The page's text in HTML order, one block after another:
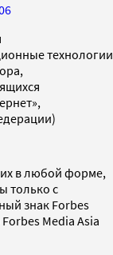
технологии
в любой форме,
только с
знак Forbes
Media Asia